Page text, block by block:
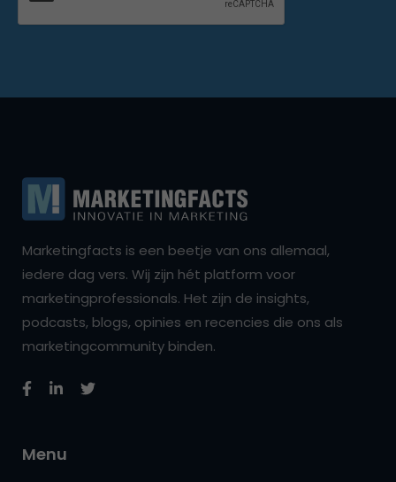
Marketingfacts is een beetje van ons allemaal,
iedere dag vers. Wij zijn hét platform voor
marketingprofessionals. Het zijn de insights,
podcasts, blogs, opinies en recencies die ons als
marketingcommunity binden.
Menu